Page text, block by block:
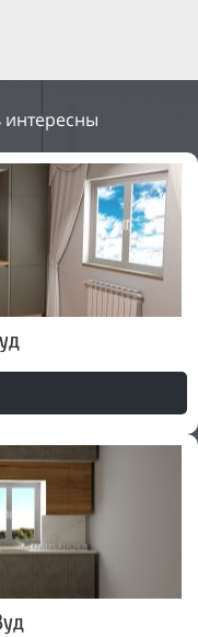
интересны